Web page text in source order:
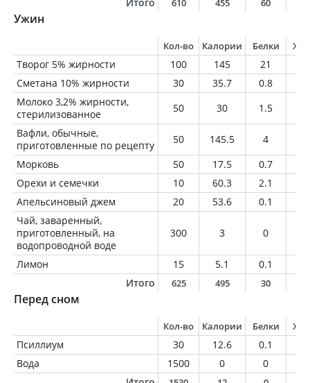
610 455 60
Ужин
Кол-во Калории Белки
Творог 5% жирности 100 145 21
Сметана 10% жирности
30 35.7 0.8
Молоко 3,2% жирности,
стерилизованное
50 30 1.5
Вафли, обычные,
приготовленные по рецепту
50 145.5 4
Морковь
50 17.5 0.7
Орехи и семечки
10 60.3 2.1
Апельсиновый джем
20 53.6 0.1
Чай, заваренный,
приготовленный, на
водопроводной воде
300 3 0
Лимон 15 5.1 0.1
Итого
625 495 30
Перед сном
Кол-во Калории Белки
Псиллиум 30 12.6 0.1
Вода
1500 0 0